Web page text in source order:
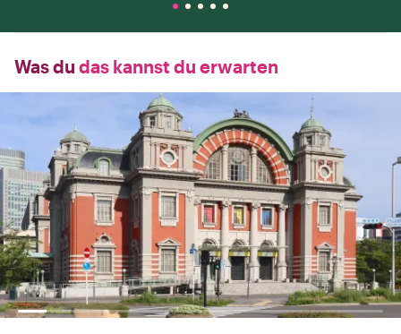
Was du das kannst du erwarten